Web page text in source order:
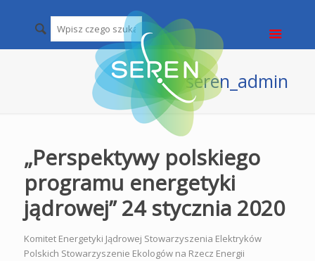
seren_admin
„Perspektywy polskiego
programu energetyki
jądrowej” 24 stycznia 2020
Komitet Energetyki Jądrowej Stowarzyszenia Elektryków
Polskich Stowarzyszenie Ekologów na Rzecz Energii